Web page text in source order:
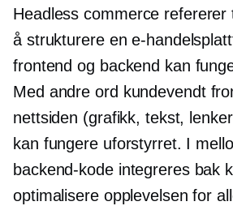
Headless commerce
å strukturere en e-
frontend og backend kan
Med andre ord kundevendt
nettsiden (grafikk, tekst,
kan fungere uforstyrret. I
backend-kode integreres bak
optimalisere opplevelsen for